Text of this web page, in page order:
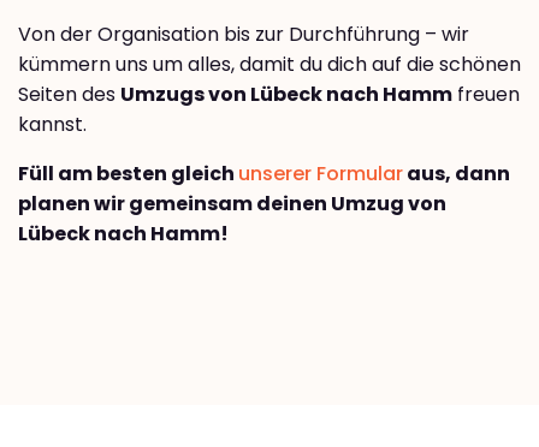
Von der Organisation bis zur Durchführung – wir
kümmern uns um alles, damit du dich auf die schönen
Seiten des Umzugs von Lübeck nach Hamm freuen
kannst.
Füll am besten gleich unserer Formularaus, dann
planen wir gemeinsam deinen Umzug von
Lübeck nach Hamm!